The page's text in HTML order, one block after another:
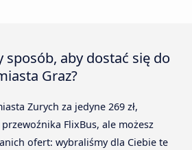
sposób, aby dostać się do
Graz?
Zurych za jedyne 269 zł,
FlixBus, ale możesz
ofert: wybraliśmy dla Ciebie te